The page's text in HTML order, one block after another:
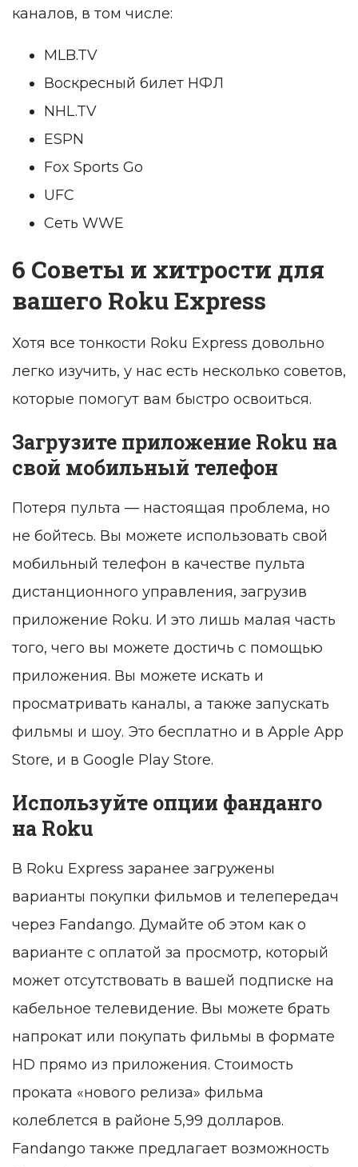
каналов, в том числе:
MLB.TV
Воскресный билет НФЛ
NHL.TV
ESPN
Fox Sports Go
UFC
Сеть WWE
6 Советы и хитрости для
вашего Roku Express
Хотя все тонкости Roku Express довольно
легко изучить, у нас есть несколько советов,
которые помогут вам быстро освоиться.
Загрузите приложение Roku на
свой мобильный телефон
Потеря пульта — настоящая проблема, но
не бойтесь. Вы можете использовать свой
мобильный телефон в качестве пульта
дистанционного управления, загрузив
приложение Roku. И это лишь малая часть
того, чего вы можете достичь с помощью
приложения. Вы можете искать и
просматривать каналы, а также запускать
фильмы и шоу. Это бесплатно и в Apple App
Store, и в Google Play Store.
Используйте опции фанданго
на Roku
В Roku Express заранее загружены
варианты покупки фильмов и телепередач
через Fandango. Думайте об этом как о
варианте с оплатой за просмотр, который
может отсутствовать в вашей подписке на
кабельное телевидение. Вы можете брать
напрокат или покупать фильмы в формате
HD прямо из приложения. Стоимость
проката «нового релиза» фильма
колеблется в районе 5,99 долларов.
Fandango также предлагает возможность